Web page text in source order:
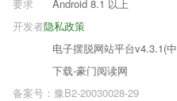
要求
Android 8.1 以上
隐私政策
开发者
电子摆脱网站平台v4.3.1(
下载-豪门阅读网
备案号：豫B2-20030028-29